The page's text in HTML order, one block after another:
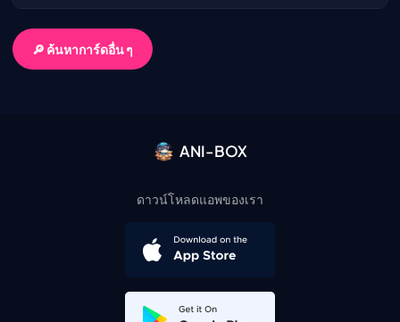
🔎 ค้นหาการ์ดอื่น ๆ
ANI-BOX
ดาวน์โหลดแอพของเรา